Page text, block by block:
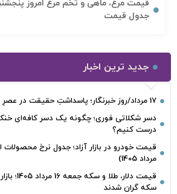
جدول قیمت
جدید ترین اخبار
17 مرداد/روز خبرنگار؛ پاسداشتِ حقیقت در عصرِ تردید
دسر شکلاتی فوری؛ چگونه یک دسر کافه‌ای خنک و
درست کنیم؟
مرداد 1405)
قیمت دلار، طلا و سکه
سکه گران شدند